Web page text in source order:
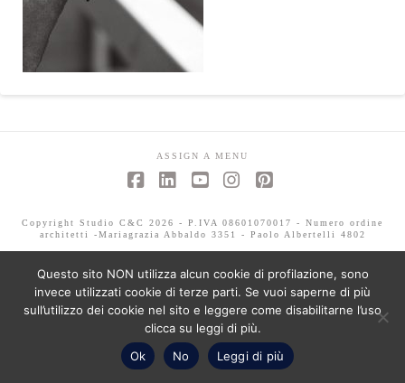
ASSIGN A MENU
Copyright Studio C&C 2026 - P.IVA 08601070017 - Numero ordine
architetti -Mariagrazia Abbaldo 3351 - Paolo Albertelli 4802
Questo sito NON utilizza alcun cookie di profilazione, sono
invece utilizzati cookie di terze parti. Se vuoi saperne di più
sull’utilizzo dei cookie nel sito e leggere come disabilitarne l’uso
clicca su leggi di più.
Ok
No Leggi di più